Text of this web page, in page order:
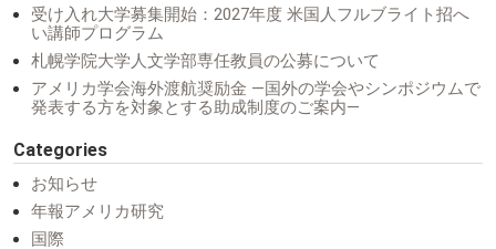
受け入れ大学募集開始：2027年度 米国人フルブライト招へ
い講師プログラム
札幌学院大学人文学部専任教員の公募について
アメリカ学会海外渡航奨励金 ―国外の学会やシンポジウムで
発表する方を対象とする助成制度のご案内―
Categories
お知らせ
年報アメリカ研究
国際